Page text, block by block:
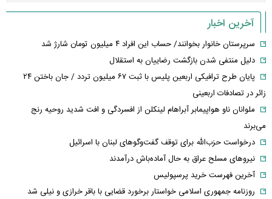
آخرین اخبار
سرپرستان خانوار بخوانند/ حساب این افراد ۴ میلیون تومان شارژ شد
دلیل منتفی شدن بازگشت رضاییان به استقلال
پایان طرح ترافیکی اربعین پلیس با ثبت ۶۷ میلیون تردد / جان باختن ۲۴
زائر در تصادفات اربعینی
ملوانان ناو هواپیمابر آبراهام لینکلن از افسردگی و افت شدید روحیه رنج
می‌برند
درخواست حزب‌الله برای توقف گفت‌وگوهای لبنان با اسرائیل
نیروهای مسلح عراق به حال آماده‌باش درآمدند
آخرین فهرست خرید پرسپولیس
روزنامه جمهوری اسلامی خواستار برخورد قضایی با باقر خرازی و نیلی شد